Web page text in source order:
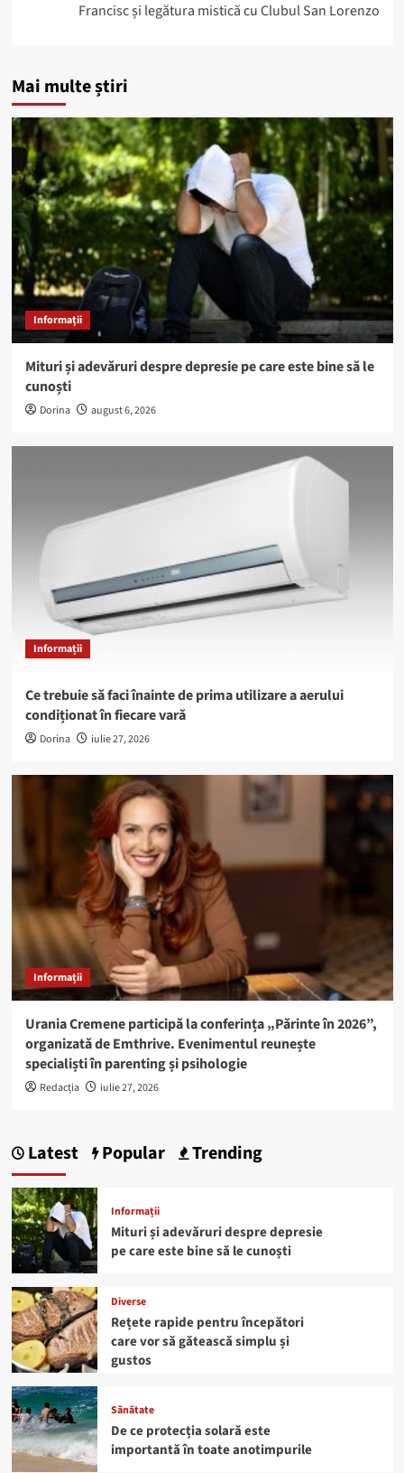
Francisc și legătura mistică cu Clubul San Lorenzo
Mai multe știri
Informații
Mituri și adevăruri despre depresie pe care este bine să le
cunoști
Dorina august 6, 2026
Informații
Ce trebuie să faci înainte de prima utilizare a aerului
condiționat în fiecare vară
Dorina iulie 27, 2026
Informații
Urania Cremene participă la conferința „Părinte în 2026”,
organizată de Emthrive. Evenimentul reunește
specialiști în parenting și psihologie
Redacția iulie 27, 2026
Latest Popular Trending
Informații
Mituri și adevăruri despre depresie
pe care este bine să le cunoști
Diverse
Rețete rapide pentru începători
care vor să gătească simplu și
gustos
Sănătate
De ce protecția solară este
importantă în toate anotimpurile